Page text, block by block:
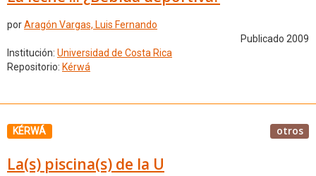
porAragón Vargas, Luis Fernando
Publicado 2009
Institución: Universidad de Costa Rica
Repositorio: Kérwá
KÉRWÁ otros
La(s) piscina(s) de la U